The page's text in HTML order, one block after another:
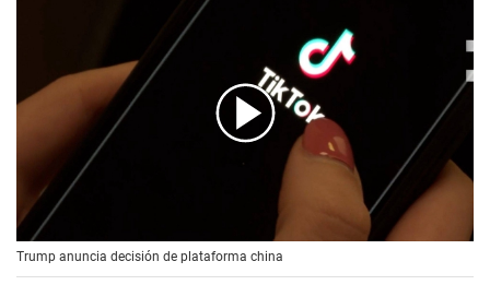
Trump anuncia decisión de plataforma china